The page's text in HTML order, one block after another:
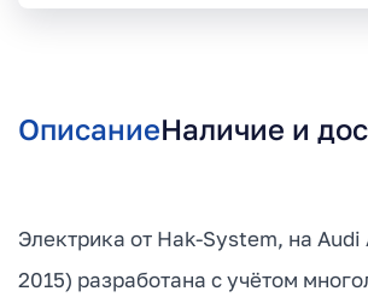
ОписаниеНаличие и
Электрика от Hak-System, на Audi
2015) разработана с учётом